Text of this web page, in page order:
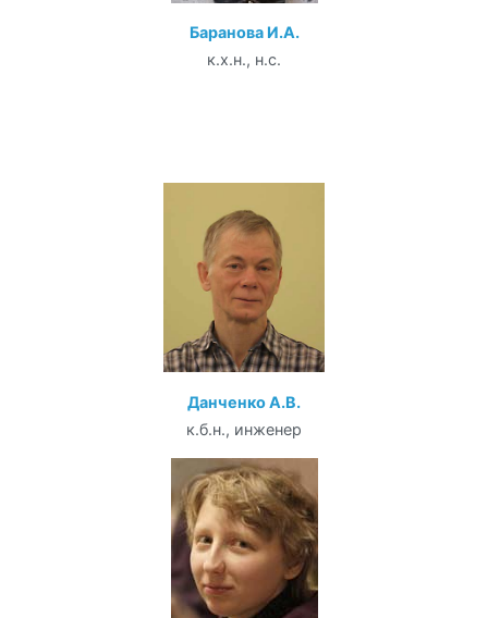
Баранова И.А.
к.х.н., н.с.
Данченко А.В.
к.б.н., инженер